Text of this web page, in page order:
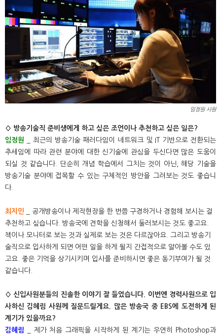
임정원 사원
◊ 방송기술직 준비생에게 하고 싶은 조언이나 추천하고 싶은 일은?
임정원
_ 최근의 방송기술 패러다임이 네트워크 및 IT 기반으로 전환되는
추세임에 따라 관련 분야에 대한 신기술에 관심을 두신다면 많은 도움이
되실 것 같습니다. 단순히 개념 학습에서 그치는 것이 아닌, 해당 기술을
방송기술 분야에 접목할 수 있는 구체적인 방안을 그려보는 것도 좋습니
다.
최지민 _ 공개방송이나 제작현장을 한 번쯤 구경하거나 경험해 보시는 걸
추천하고 싶습니다. 방송국에 견학을 신청해서 둘러보시는 것도 좋고요.
책이나 모니터로 보는 것과 실제로 보는 것은 다르잖아요. 그리고 방송기
술직으로 입사하게 되면 어떤 일을 하게 될지 간접적으로 알아볼 수도 있
고요. 좋은 기억을 상기시키며 입사를 준비하시면 좋은 동기부여가 될 것
같습니다.
◊ 신입사원분들의 진솔한 이야기 잘 들었습니다. 이번엔 경력사원으로 입
사하신 김혜림 사원께 질문드릴게요. 많은 방송국 중 EBS에 도전하게 된
계기가 있을까요?
김혜림 _ 제가 처음 그래픽을 시작하게 된 계기는 우연히 Photoshop과